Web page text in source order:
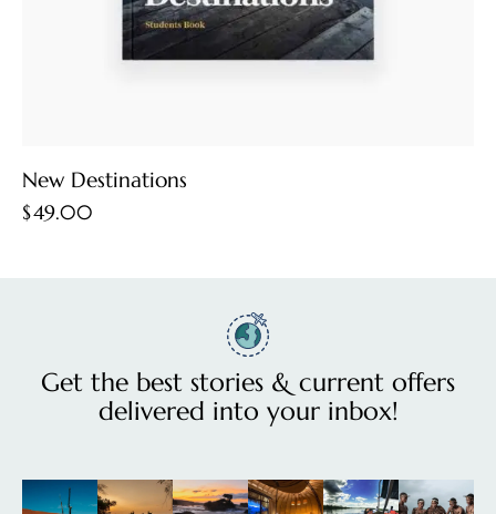
New Destinations
$49.00
Get the best stories & current offers
delivered into your inbox!